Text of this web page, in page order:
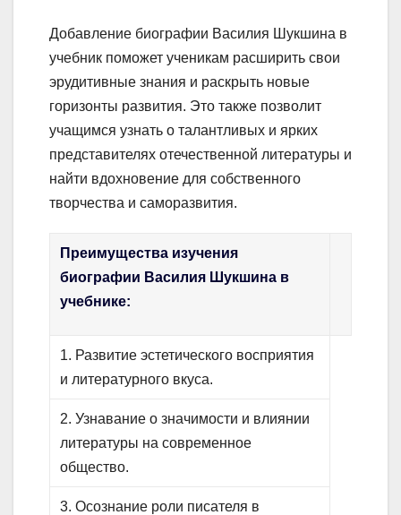
Добавление биографии Василия Шукшина в
учебник поможет ученикам расширить свои
эрудитивные знания и раскрыть новые
горизонты развития. Это также позволит
учащимся узнать о талантливых и ярких
представителях отечественной литературы и
найти вдохновение для собственного
творчества и саморазвития.
Преимущества изучения
биографии Василия Шукшина в
учебнике:
1. Развитие эстетического восприятия
и литературного вкуса.
2. Узнавание о значимости и влиянии
литературы на современное
общество.
3. Осознание роли писателя в